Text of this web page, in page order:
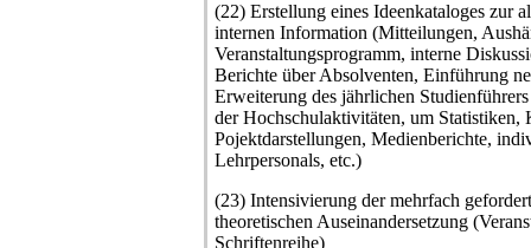
(22) Erstellung eines Ideenkataloges zur
internen Information (Mitteilungen,
Veranstaltungsprogramm, interne
Berichte über Absolventen, Einführung
Erweiterung des jährlichen
der Hochschulaktivitäten, um Statistiken,
Pojektdarstellungen, Medienberichte,
Lehrpersonals, etc.)
(23) Intensivierung der mehrfach
theoretischen Auseinandersetzung
Schriftenreihe)